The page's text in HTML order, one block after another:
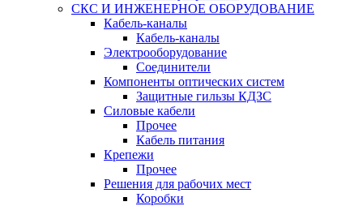
СКС И ИНЖЕНЕРНОЕ ОБОРУДОВАНИЕ
Кабель-каналы
Кабель-каналы
Электрооборудование
Соединители
Компоненты оптических систем
Защитные гильзы КДЗС
Силовые кабели
Прочее
Кабель питания
Крепежи
Прочее
Решения для рабочих мест
Коробки